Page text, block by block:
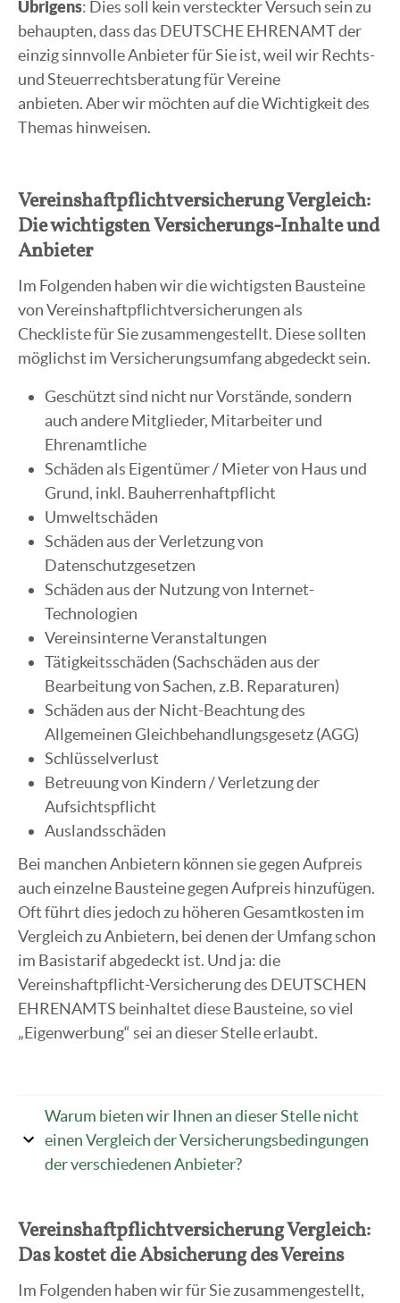
Übrigens: Dies soll kein versteckter Versuch sein zu
behaupten, dass das DEUTSCHE EHRENAMT der
einzig sinnvolle Anbieter für Sie ist, weil wir Rechts-
und Steuerrechtsberatung für Vereine
anbieten. Aber wir möchten auf die Wichtigkeit des
Themas hinweisen.
Vereinshaftpflichtversicherung Vergleich:
Die wichtigsten Versicherungs-Inhalte und
Anbieter
Im Folgenden haben wir die wichtigsten Bausteine
von Vereinshaftpflichtversicherungen als
Checkliste für Sie zusammengestellt. Diese sollten
möglichst im Versicherungsumfang abgedeckt sein.
Geschützt sind nicht nur Vorstände, sondern
auch andere Mitglieder, Mitarbeiter und
Ehrenamtliche
Schäden als Eigentümer / Mieter von Haus und
Grund, inkl. Bauherrenhaftpflicht
Umweltschäden
Schäden aus der Verletzung von
Datenschutzgesetzen
Schäden aus der Nutzung von Internet-
Technologien
Vereinsinterne Veranstaltungen
Tätigkeitsschäden (Sachschäden aus der
Bearbeitung von Sachen, z.B. Reparaturen)
Schäden aus der Nicht-Beachtung des
Allgemeinen Gleichbehandlungsgesetz (AGG)
Schlüsselverlust
Betreuung von Kindern / Verletzung der
Aufsichtspflicht
Auslandsschäden
Bei manchen Anbietern können sie gegen Aufpreis
auch einzelne Bausteine gegen Aufpreis hinzufügen.
Oft führt dies jedoch zu höheren Gesamtkosten im
Vergleich zu Anbietern, bei denen der Umfang schon
im Basistarif abgedeckt ist. Und ja: die
Vereinshaftpflicht-Versicherung des DEUTSCHEN
EHRENAMTS beinhaltet diese Bausteine, so viel
„Eigenwerbung“ sei an dieser Stelle erlaubt.
Warum bieten wir Ihnen an dieser Stelle nicht
einen Vergleich der Versicherungsbedingungen
der verschiedenen Anbieter?
Vereinshaftpflichtversicherung Vergleich:
Das kostet die Absicherung des Vereins
Im Folgenden haben wir für Sie zusammengestellt,